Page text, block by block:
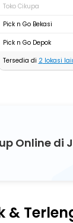
Toko Cikupa
Pick n Go Bekasi
Pick n Go Depok
Tersedia di 2lokasi
Online di
&